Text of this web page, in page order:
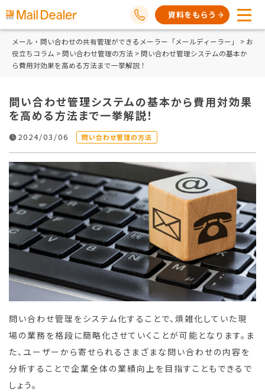
資料をもらう
メール・問い合わせの共有管理ができるメーラー「メールディーラー」 > お
役立ちコラム > 問い合わせ管理の方法 > 問い合わせ管理システムの基本か
ら費用対効果を高める方法まで一挙解説！
問い合わせ管理システムの基本から費用対効果
を高める方法まで一挙解説！
2024/03/06 問い合わせ管理の方法
問い合わせ管理をシステム化することで、煩雑化していた現
場の業務を格段に簡略化させていくことが可能となります。ま
た、ユーザーから寄せられるさまざまな問い合わせの内容を
分析することで企業全体の業績向上を目指すこともできるで
しょう。